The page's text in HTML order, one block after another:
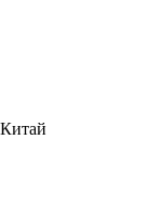
Китай